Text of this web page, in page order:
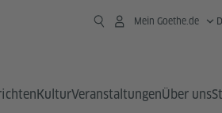
Mein Goethe.de
KulturVeranstaltungenÜber uns